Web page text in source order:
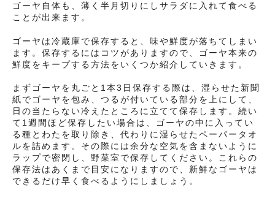
ゴーヤ自体も、薄く半月切りにしサラダに入れて食べる
ことが出来ます。
ゴーヤは冷蔵庫で保存すると、味や鮮度が落ちてしまい
ます。保存するにはコツがありますので、ゴーヤ本来の
鮮度をキープする方法をいくつか紹介していきます。
まずゴーヤを丸ごと1本3日保存する際は、湿らせた新聞
紙でゴーヤを包み、つるが付いている部分を上にして、
日の当たらない冷えたところに立てて保存します。続い
て1週間ほど保存したい場合は、ゴーヤの中に入ってい
る種とわたを取り除き、代わりに湿らせたペーパータオ
ルを詰めます。その際には余分な空気を含まないように
ラップで密閉し、野菜室で保存してください。これらの
保存法はあくまで目安になりますので、新鮮なゴーヤは
できるだけ早く食べるようにしましょう。